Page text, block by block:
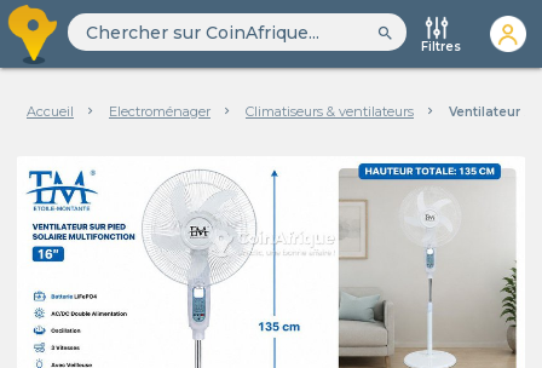
search
Filtres
Accueil Electroménager Climatiseurs & ventilateurs Ventilateur